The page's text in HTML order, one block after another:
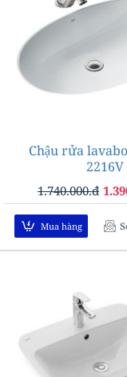
Chậu rửa
2216V
1.740.000.đ
Mua hàng